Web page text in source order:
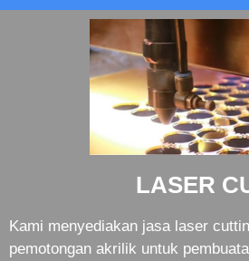
LASER
Kami menyediakan jasa laser
pemotongan akrilik untuk